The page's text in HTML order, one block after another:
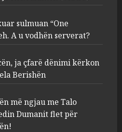
“One Albania”,
u fsheh. A u vodhën
25, 2025
jep pretencën, ja
dënimi kërkon për
25, 2025
sulmuan “One
A u vodhën serverat?
ja çfarë dënimi kërkon
Berishën
më ngjau me Talo
Dumanit flet për